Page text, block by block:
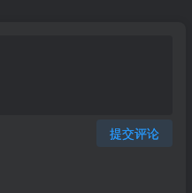
提交评论